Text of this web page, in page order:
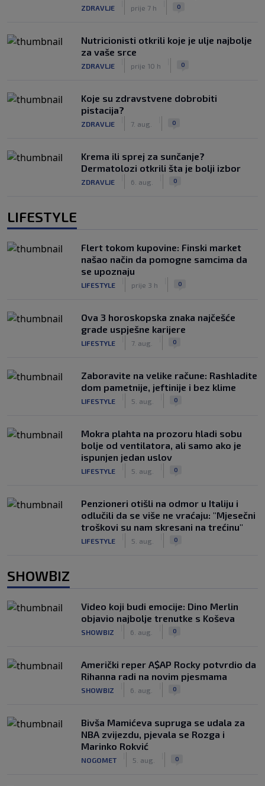
ZDRAVLJE prije 7 h 0
Nutricionisti otkrili koje je ulje najbolje
za vaše srce
ZDRAVLJE prije 10 h 0
Koje su zdravstvene dobrobiti
pistacija?
ZDRAVLJE 7. aug. 0
Krema ili sprej za sunčanje?
Dermatolozi otkrili šta je bolji izbor
ZDRAVLJE 6. aug. 0
LIFESTYLE
Flert tokom kupovine: Finski market
našao način da pomogne samcima da
se upoznaju
LIFESTYLE prije 3 h 0
Ova 3 horoskopska znaka najčešće
grade uspješne karijere
LIFESTYLE 7. aug. 0
Zaboravite na velike račune: Rashladite
dom pametnije, jeftinije i bez klime
LIFESTYLE 5. aug. 0
Mokra plahta na prozoru hladi sobu
bolje od ventilatora, ali samo ako je
ispunjen jedan uslov
LIFESTYLE 5. aug. 0
Penzioneri otišli na odmor u Italiju i
odlučili da se više ne vraćaju: "Mjesečni
troškovi su nam skresani na trećinu"
LIFESTYLE 5. aug. 0
SHOWBIZ
Video koji budi emocije: Dino Merlin
objavio najbolje trenutke s Koševa
SHOWBIZ 6. aug. 0
Američki reper A$AP Rocky potvrdio da
Rihanna radi na novim pjesmama
SHOWBIZ 6. aug. 0
Bivša Mamićeva supruga se udala za
NBA zvijezdu, pjevala se Rozga i
Marinko Rokvić
NOGOMET 5. aug. 0